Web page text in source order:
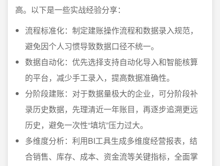
高。以下是一些实战经验分享：
流程标准化：制定建账操作流程和数据录入规范，
避免因个人习惯导致数据口径不统一。
数据自动化：优先选择支持自动化导入和智能核算
的平台，减少手工录入，提高数据准确性。
分阶段建账：对于数据量极大的企业，可分阶段补
录历史数据，先理清近一年账目，再逐步追溯更远
历史，避免一次性“填坑”压力过大。
多维度分析：利用BI工具生成多维度经营报表，结
合销售、库存、成本、资金流等关键指标，全面掌